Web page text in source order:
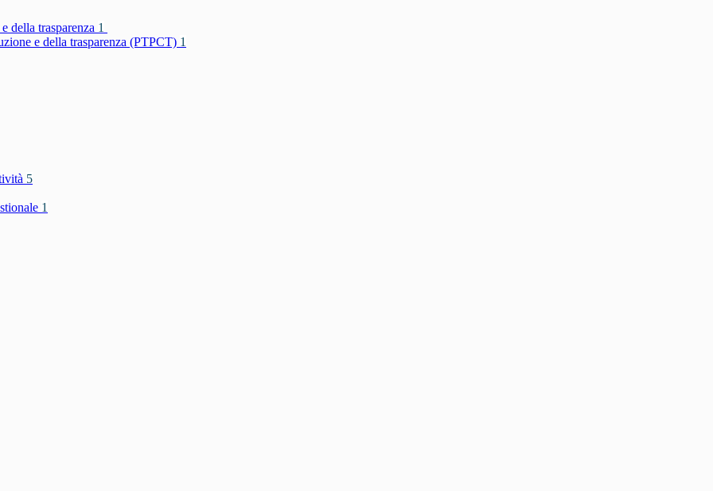
della trasparenza 1
e della trasparenza (PTPCT) 1
5
1